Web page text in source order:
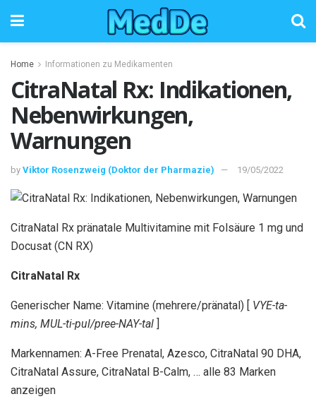
Home Informationen zu Medikamenten
CitraNatal Rx: Indikationen,
Nebenwirkungen,
Warnungen
by Viktor Rosenzweig (Doktor der Pharmazie) 19/05/2022
CitraNatal Rx pränatale Multivitamine mit Folsäure 1 mg und
Docusat (CN RX)
CitraNatal Rx
Generischer Name: Vitamine (mehrere/pränatal) [ VYE-ta-
mins, MUL-ti-pul/pree-NAY-tal ]
Markennamen: A-Free Prenatal, Azesco, CitraNatal 90 DHA,
CitraNatal Assure, CitraNatal B-Calm, … alle 83 Marken
anzeigen